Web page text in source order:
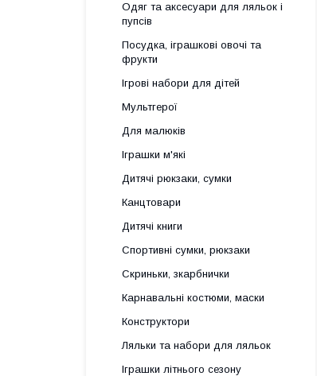
Одяг та аксесуари для ляльок і
пупсів
Посудка, іграшкові овочі та
фрукти
Ігрові набори для дітей
Мультгерої
Для малюків
Іграшки м'які
Дитячі рюкзаки, сумки
Канцтовари
Дитячі книги
Спортивні сумки, рюкзаки
Скриньки, зкарбнички
Карнавальні костюми, маски
Конструктори
Ляльки та набори для ляльок
Іграшки літнього сезону